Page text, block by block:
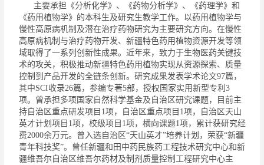
主要承担《分析化学》 、 《药物分析学》 、 《药理学》 和
《药用植物学》的本科生及研究生教学工作。以药用植物学与
慢性高原病机制及潜在治疗药物研究为主要研究方向。在慢性
高原病机制与治疗药物开发、新疆特色药用植物资源开发等领
域取得了一系列创新性成果。近年来，致力于生物医药关键技
术的攻关，积极推动新疆特色药用植物实现从资源探索、质量
控制到产品开发的全链条创新。研究成果发表学术论文97篇，
其中SCI收录26篇，参编专著5部， 授权国家实用新型专利 3
项。曾承担多项国家自然科学基金及自治区研究课题，目前主
持自治区重点研发项目 1项，自治区重点项目 1项，自治区天山
英才计划项目 1项，校级项目 1项，横向课题1项，累计获研究经
费2000余万元。曾入选自治区“天山英才”培养计划，荣获“新疆
青年科技奖”。曾任新疆和田中药民族药工程技术研究中心和新
疆维吾尔自治区维吾尔药材及制剂质量控制工程研究中心主